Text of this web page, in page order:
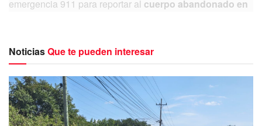
emergencia 911 para reportar al cuerpo abandonado en
NoticiasQue te pueden interesar